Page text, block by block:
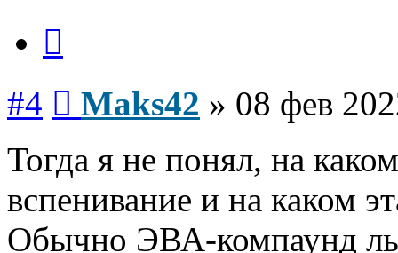
#4 Maks42 » 08 фев
Тогда я не понял, на
вспенивание и на каком
Обычно ЭВА-компаунд